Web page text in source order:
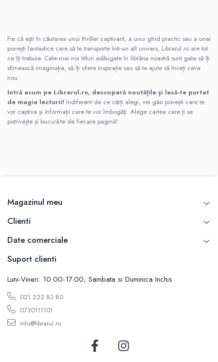
Fie că ești în căutarea unui thriller captivant, a unui ghid practic sau a unei
povești fantastice care să te transporte într-un alt univers, Librarul.ro are tot
ce îți trebuie. Cele mai noi titluri adăugate în librăria noastră sunt gata să îți
stîrnească imaginația, să îți ofere inspirație sau să te ajute să înveți ceva
nou.
Intră acum pe Librarul.ro, descoperă noutățile și lasă-te purtat
de magia lecturii! Indiferent de ce cărți alegi, vei găsi povești care te
vor captiva și informații care te vor îmbogăți. Alege cartea care ți se
potrivește și bucură-te de fiecare pagină!
Magazinul meu
Clienti
Date comerciale
Suport clienti
Luni-Vineri: 10.00-17.00, Sambata si Duminica Inchis
021.222.83.80
0730111101
info@librarul.ro